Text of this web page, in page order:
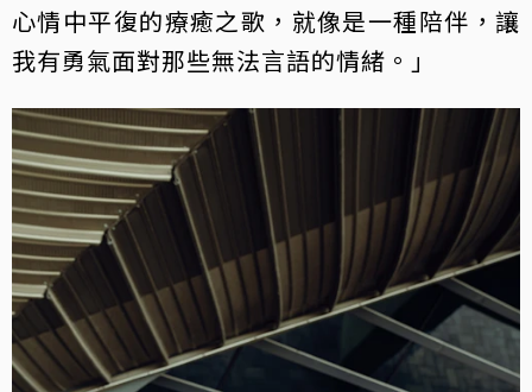
心情中平復的療癒之歌，就像是一種陪伴，讓
我有勇氣面對那些無法言語的情緒。」